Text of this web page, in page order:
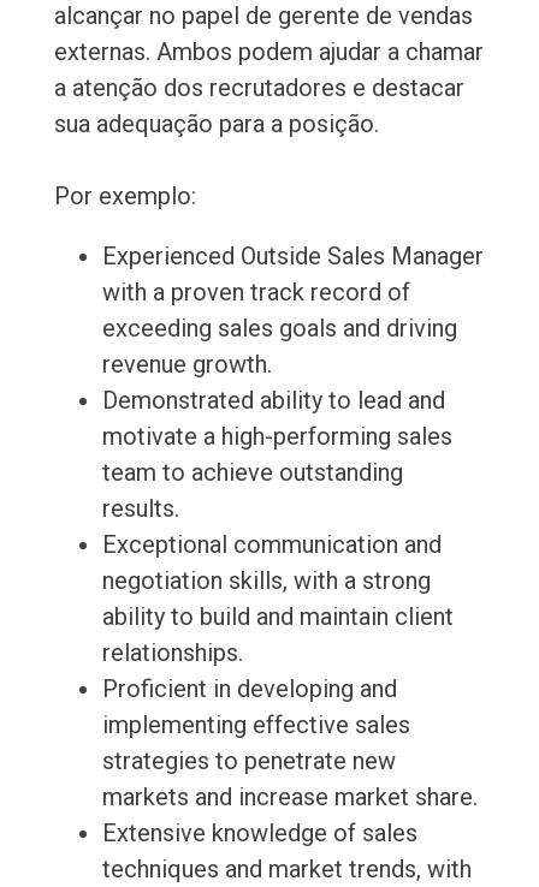
alcançar no papel de gerente de vendas
externas. Ambos podem ajudar a chamar
a atenção dos recrutadores e destacar
sua adequação para a posição.
Por exemplo:
Experienced Outside Sales Manager
with a proven track record of
exceeding sales goals and driving
revenue growth.
Demonstrated ability to lead and
motivate a high-performing sales
team to achieve outstanding
results.
Exceptional communication and
negotiation skills, with a strong
ability to build and maintain client
relationships.
Proficient in developing and
implementing effective sales
strategies to penetrate new
markets and increase market share.
Extensive knowledge of sales
techniques and market trends, with